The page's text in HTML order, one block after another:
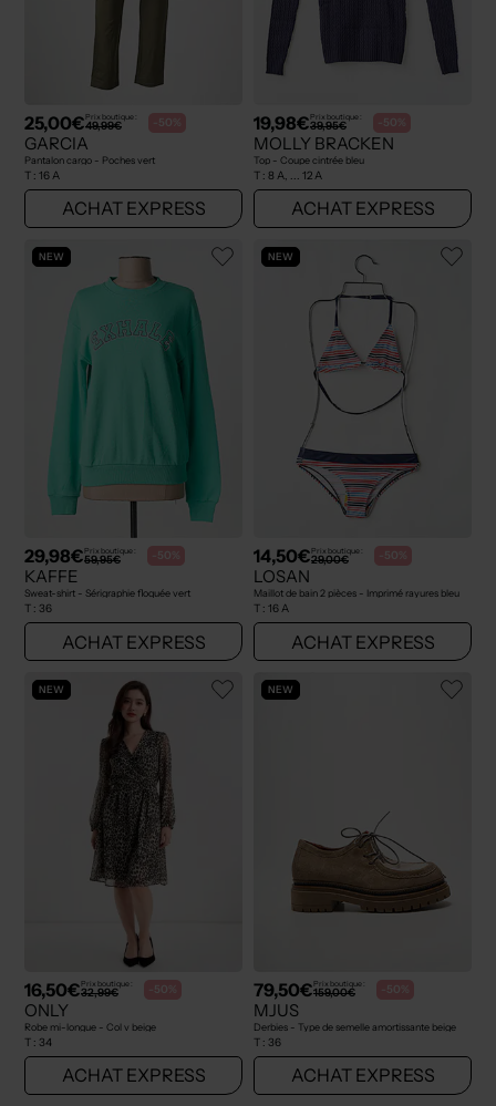
25,00€Prix boutique :
49,99€ -50%
GARCIA
Pantalon cargo - Poches vert
T : 16 A
ACHAT EXPRESS
19,98€Prix boutique :
39,95€ -50%
MOLLY BRACKEN
Top - Coupe cintrée bleu
T : 8 A, ... 12 A
ACHAT EXPRESS
NEW
29,98€Prix boutique :
59,95€ -50%
KAFFE
Sweat-shirt - Sérigraphie floquée vert
T : 36
ACHAT EXPRESS
NEW
14,50€Prix boutique :
29,00€ -50%
LOSAN
Maillot de bain 2 pièces - Imprimé rayures bleu
T : 16 A
ACHAT EXPRESS
NEW
16,50€Prix boutique :
32,99€ -50%
ONLY
Robe mi-longue - Col v beige
T : 34
ACHAT EXPRESS
NEW
79,50€Prix boutique :
159,00€ -50%
MJUS
Derbies - Type de semelle amortissante beige
T : 36
ACHAT EXPRESS